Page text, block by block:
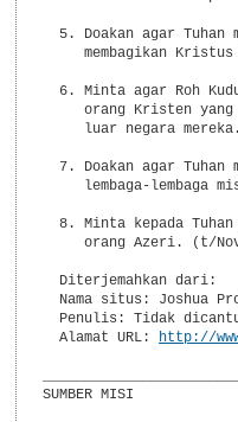
5. Doakan agar Tuhan
membagikan
6. Minta agar Roh
orang Kristen
     luar negara mereka.
7. Doakan agar Tuhan
lembaga-lembaga
8. Minta kepada
orang Azeri. (t/
  Diterjemahkan dari:
Nama situs: Joshua
Penulis: Tidak
  Alamat URL:
http://
SUMBER MISI